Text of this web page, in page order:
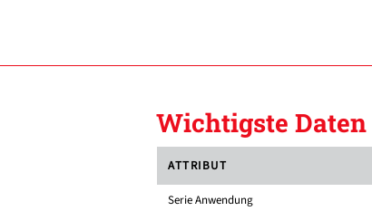
Wichtigste Daten
ATTRIBUT
Serie Anwendung